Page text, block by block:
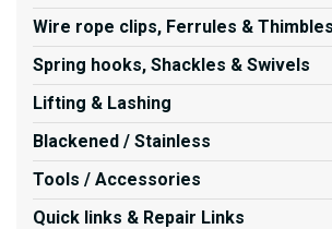
Wire rope clips, Ferrules & Thimbles
Spring hooks, Shackles & Swivels
Lifting & Lashing
Blackened / Stainless
Tools / Accessories
Quick links & Repair Links